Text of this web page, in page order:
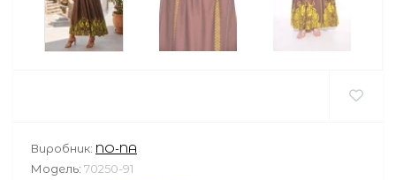
Виробник: NO-NA
Модель: 70250-91